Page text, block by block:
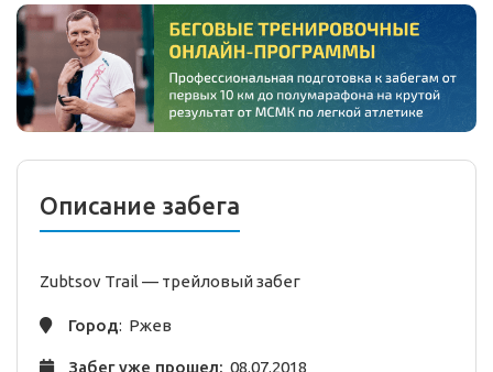
Описание забега
Zubtsov Trail — трейловыйзабег
Город: Ржев
Забег уже прошел: 08.07.2018